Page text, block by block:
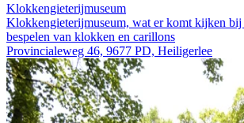
Klokkengieterijmuseum
Klokkengieterijmuseum, wat er komt kijken bij
bespelen van klokken en carillons
Provincialeweg 46, 9677 PD, Heiligerlee